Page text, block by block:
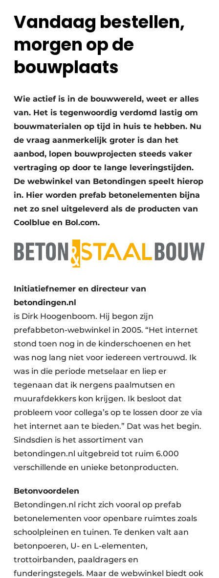
Vacature aanmelden
Vandaag bestellen,
morgen op de
bouwplaats
Wie actief is in de bouwwereld, weet er alles
van. Het is tegenwoordig verdomd lastig om
bouwmaterialen op tijd in huis te hebben. Nu
de vraag aanmerkelijk groter is dan het
aanbod, lopen bouwprojecten steeds vaker
vertraging op door te lange leveringstijden.
De webwinkel van Betondingen speelt hierop
in. Hier worden prefab betonelementen bijna
net zo snel uitgeleverd als de producten van
Coolblue en Bol.com.
Initiatiefnemer en directeur van
betondingen.nl
is Dirk Hoogenboom. Hij begon zijn
prefabbeton-webwinkel in 2005. “Het internet
stond toen nog in de kinderschoenen en het
was nog lang niet voor iedereen vertrouwd. Ik
was in die periode metselaar en liep er
tegenaan dat ik nergens paalmutsen en
muurafdekkers kon krijgen. Ik besloot dat
probleem voor collega’s op te lossen door ze via
het internet aan te bieden.” Dat was het begin.
Sindsdien is het assortiment van
betondingen.nl uitgebreid tot ruim 6.000
verschillende en unieke betonproducten.
Betonvoordelen
Betondingen.nl richt zich vooral op prefab
betonelementen voor openbare ruimtes zoals
schoolpleinen en tuinen. Te denken valt aan
betonpoeren, U- en L-elementen,
trottoirbanden, paaldragers en
funderingstegels. Maar de webwinkel biedt ook